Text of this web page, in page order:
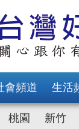
會頻道 生活
桃園 新竹